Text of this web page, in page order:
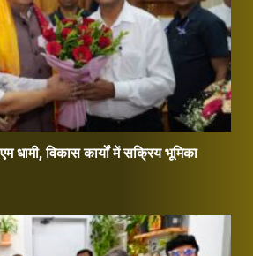
धामी, विकास कार्यों में सक्रिय भूमिका